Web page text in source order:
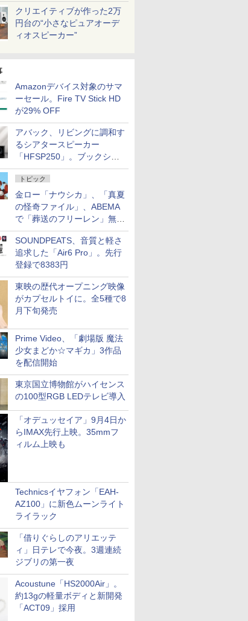
クリエイティブが作った2万
円台の“小さなピュアオーデ
ィオスピーカー”
Amazonデバイス対象のサマ
ーセール。Fire TV Stick HD
が29% OFF
アバック、リビングに調和す
るシアタースピーカー
「HFSP250」。ブックシェ
ルフはペア3万円以下
トピック
金ロー「ナウシカ」、「真夏
の怪奇ファイル」、ABEMA
で「葬送のフリーレン」無料
配信など。夏の特番・配信情
報
SOUNDPEATS、音質と軽さ
追求した「Air6 Pro」。先行
登録で8383円
東映の歴代オープニング映像
がカプセルトイに。全5種で8
月下旬発売
Prime Video、「劇場版 魔法
少女まどか☆マギカ」3作品
を配信開始
東京国立博物館がハイセンス
の100型RGB LEDテレビ導入
「オデュッセイア」9月4日か
らIMAX先行上映。35mmフ
ィルム上映も
Technicsイヤフォン「EAH-
AZ100」に新色ムーンライト
ライラック
「借りぐらしのアリエッテ
ィ」日テレで今夜。3週連続
ジブリの第一夜
Acoustune「HS2000Air」。
約13gの軽量ボディと新開発
「ACT09」採用